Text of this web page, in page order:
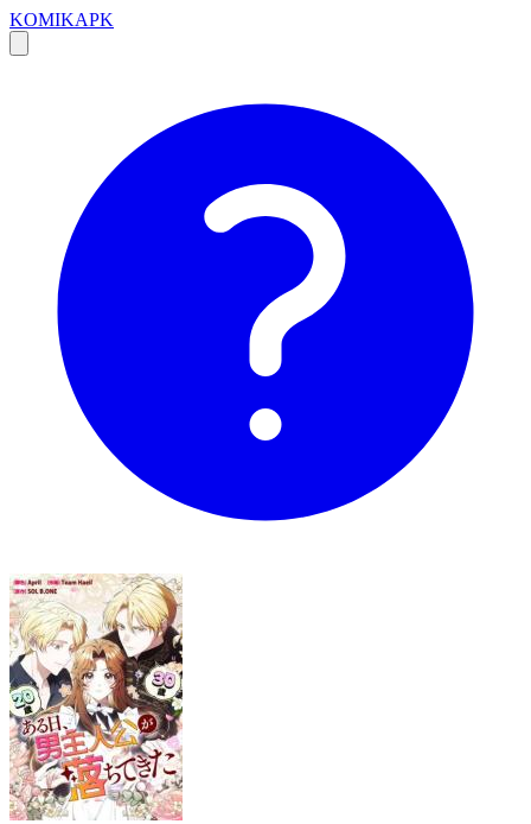
KOMIKAPK